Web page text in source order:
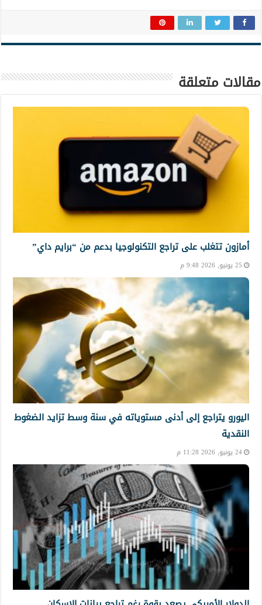
مقالات متعلقة
أمازون تتغلب على تراجع التكنولوجيا بدعم من “برايم داي”
25 يونيو, 2026 9:48 م
اليورو يتراجع إلى أدنى مستوياته في سنة وسط تزايد الضغوط
النقدية
24 يونيو, 2026 11:28 م